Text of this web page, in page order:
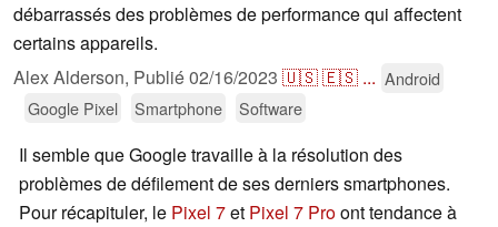
débarrassés des problèmes de performance qui affectent
certains appareils.
Alex Alderson, Publié02/16/2023 🇺🇸🇪🇸 ... Android
Google Pixel
Smartphone Software
Il semble que Google travaille à la résolution des
problèmes de défilement de ses derniers smartphones.
Pour récapituler, le Pixel 7et Pixel 7 Proont tendance à